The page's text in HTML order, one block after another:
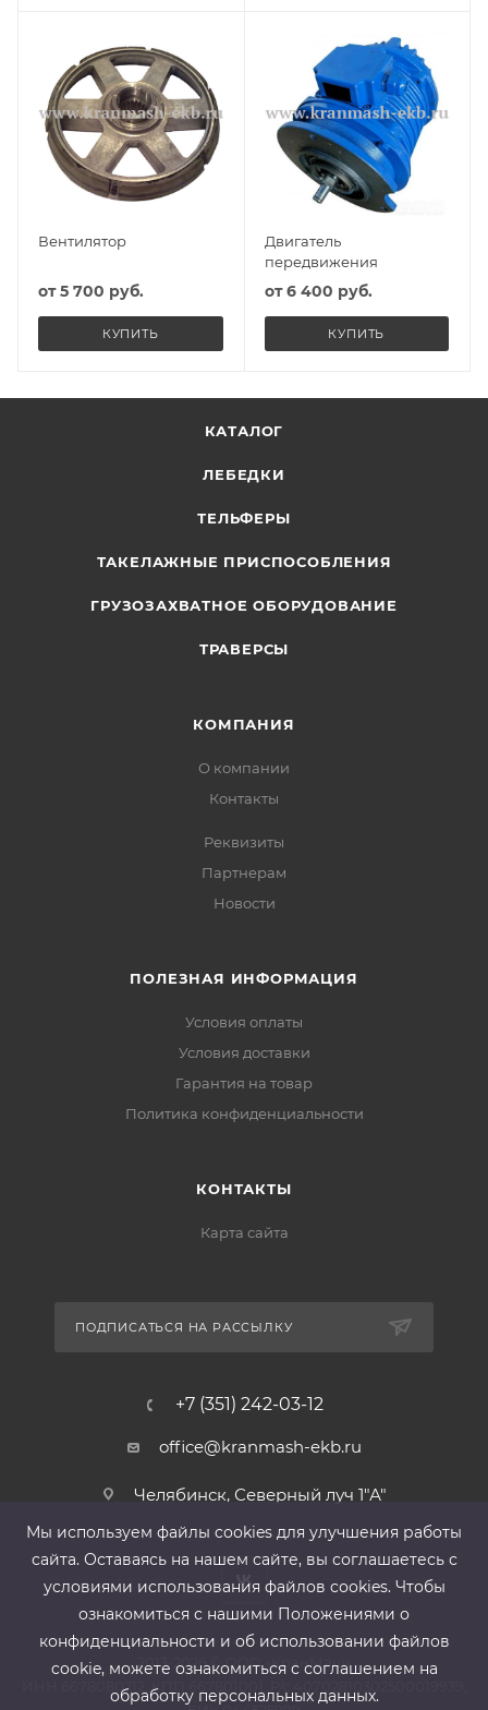
Вентилятор
от5 700 руб.
КУПИТЬ
Двигатель
передвижения
от6 400 руб.
КУПИТЬ
КАТАЛОГ
ЛЕБЕДКИ
ТЕЛЬФЕРЫ
ТАКЕЛАЖНЫЕ ПРИСПОСОБЛЕНИЯ
ГРУЗОЗАХВАТНОЕ ОБОРУДОВАНИЕ
ТРАВЕРСЫ
КОМПАНИЯ
О компании
Контакты
Реквизиты
Партнерам
Новости
ПОЛЕЗНАЯ ИНФОРМАЦИЯ
Условия оплаты
Условия доставки
Гарантия на товар
Политика конфиденциальности
КОНТАКТЫ
Карта сайта
ПОДПИСАТЬСЯ НА РАССЫЛКУ
+7 (351) 242-03-12
office@kranmash-ekb.ru
Челябинск, Северный луч 1"А"
2013-2026 ©ООО «КранМаш»
ИНН 6678080212, КПП 667801001 ,Р/с 40702810302500019939,
Мы используем файлы cооkies для улучшения работы
сайта. Оставаясь на нашем сайте, вы соглашаетесь с
условиями использования файлов cооkies. Чтобы
ознакомиться с нашими Положениями о
конфиденциальности и об использовании файлов
cookie, можете ознакомиться с соглашением на
обработку персональных данных.